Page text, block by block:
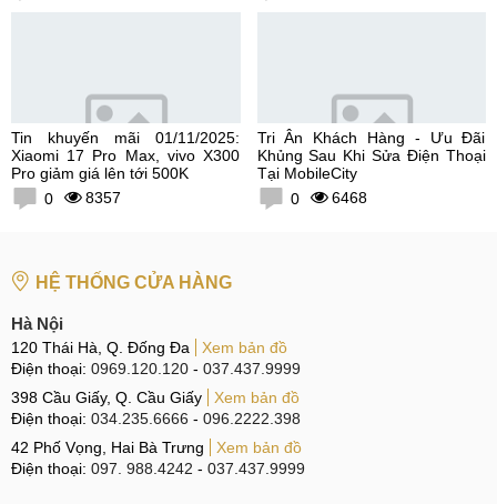
Tin khuyến mãi 01/11/2025:
Xiaomi 17 Pro Max, vivo X300
Pro giảm giá lên tới 500K
0
8357
Tri Ân Khách Hàng - Ưu Đãi
Khủng Sau Khi Sửa Điện Thoại
Tại MobileCity
0
6468
HỆ THỐNG CỬA HÀNG
Hà Nội
120 Thái Hà, Q. Đống Đa
Xem bản đồ
Điện thoại: 0969.120.120 - 037.437.9999
398 Cầu Giấy, Q. Cầu Giấy
Xem bản đồ
Điện thoại: 034.235.6666 - 096.2222.398
42 Phố Vọng, Hai Bà Trưng
Xem bản đồ
Điện thoại: 097. 988.4242 - 037.437.9999